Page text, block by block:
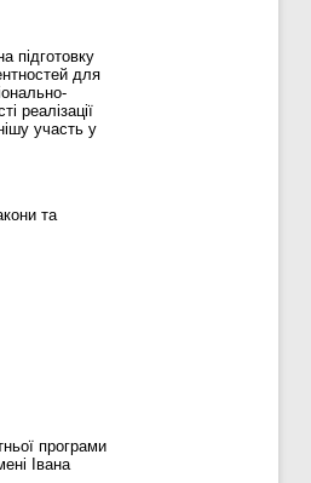
підготовку
для
реалізації
участь у
та
програми
Івана